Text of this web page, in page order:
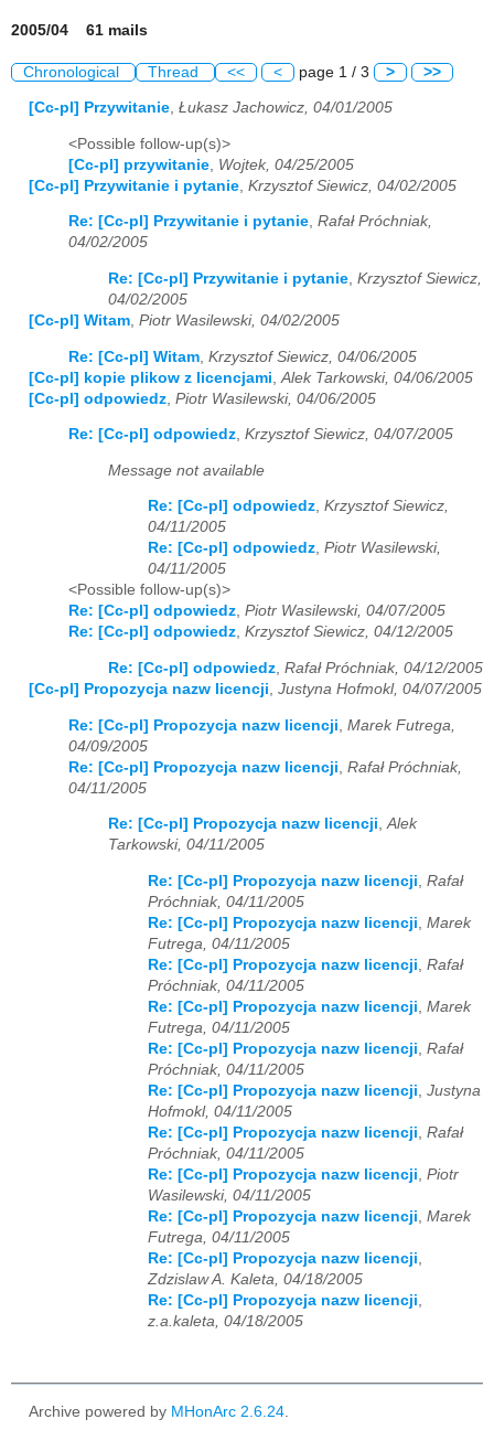
2005/04 61 mails
Chronological Thread << < page 1 / 3 > >>
[Cc-pl] Przywitanie, Łukasz Jachowicz, 04/01/2005
<Possible follow-up(s)>
[Cc-pl] przywitanie Wojtek, 04/25/2005
[Cc-pl] Przywitanie i pytanie Krzysztof Siewicz, 04/02/2005
Re: [Cc-pl] Przywitanie i pytanie, Rafał Próchniak,
04/02/2005
Re: [Cc-pl] Przywitanie i pytanie, Krzysztof Siewicz,
04/02/2005
[Cc-pl] Witam, Piotr Wasilewski, 04/02/2005
Re: [Cc-pl] Witam Krzysztof Siewicz, 04/06/2005
[Cc-pl] kopie plikow z licencjami Alek Tarkowski, 04/06/2005
[Cc-pl] odpowiedz Piotr Wasilewski, 04/06/2005
Re: [Cc-pl] odpowiedz, Krzysztof Siewicz, 04/07/2005
Message not available
Re: [Cc-pl] odpowiedz, Krzysztof Siewicz,
04/11/2005
Re: [Cc-pl] odpowiedz, Piotr Wasilewski,
04/11/2005
<Possible follow-up(s)>
Re: [Cc-pl] odpowiedz, Piotr Wasilewski, 04/07/2005
Re: [Cc-pl] odpowiedz, Krzysztof Siewicz, 04/12/2005
Re: [Cc-pl] odpowiedz, Rafał Próchniak, 04/12/2005
[Cc-pl] Propozycja nazw licencji, Justyna Hofmokl, 04/07/2005
Re: [Cc-pl] Propozycja nazw licencji Marek Futrega,
04/09/2005
Re: [Cc-pl] Propozycja nazw licencji Rafał Próchniak,
04/11/2005
Re: [Cc-pl] Propozycja nazw licencji,Alek
Tarkowski, 04/11/2005
Re: [Cc-pl] Propozycja nazw licencji Rafał
Próchniak, 04/11/2005
Re: [Cc-pl] Propozycja nazw licencji Marek
Futrega, 04/11/2005
Re: [Cc-pl] Propozycja nazw licencji Rafał
Próchniak, 04/11/2005
Re: [Cc-pl] Propozycja nazw licencji Marek
Futrega, 04/11/2005
Re: [Cc-pl] Propozycja nazw licencji Rafał
Próchniak, 04/11/2005
Re: [Cc-pl] Propozycja nazw licencji Justyna
Hofmokl, 04/11/2005
Re: [Cc-pl] Propozycja nazw licencji Rafał
Próchniak, 04/11/2005
Re: [Cc-pl] Propozycja nazw licencji Piotr
Wasilewski, 04/11/2005
Re: [Cc-pl] Propozycja nazw licencji Marek
Futrega, 04/11/2005
Re: [Cc-pl] Propozycja nazw licencji
Zdzislaw A. Kaleta, 04/18/2005
Re: [Cc-pl] Propozycja nazw licencji
z.a.kaleta, 04/18/2005
Archive powered by MHonArc 2.6.24